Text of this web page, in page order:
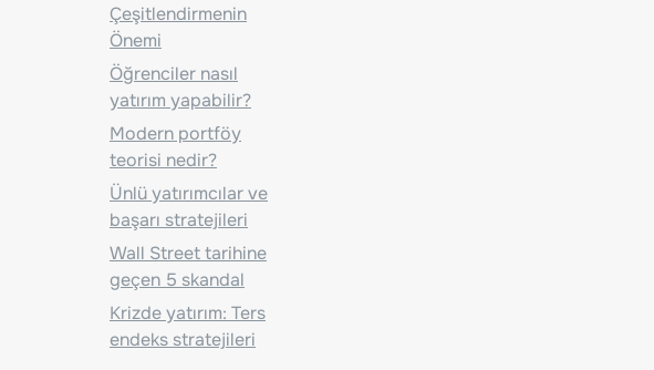
Çeşitlendirmenin
Önemi
Öğrenciler nasıl
yatırım yapabilir?
Modern portföy
teorisi nedir?
Ünlü yatırımcılar ve
başarı stratejileri
Wall Street tarihine
geçen 5 skandal
Krizde yatırım: Ters
endeks stratejileri